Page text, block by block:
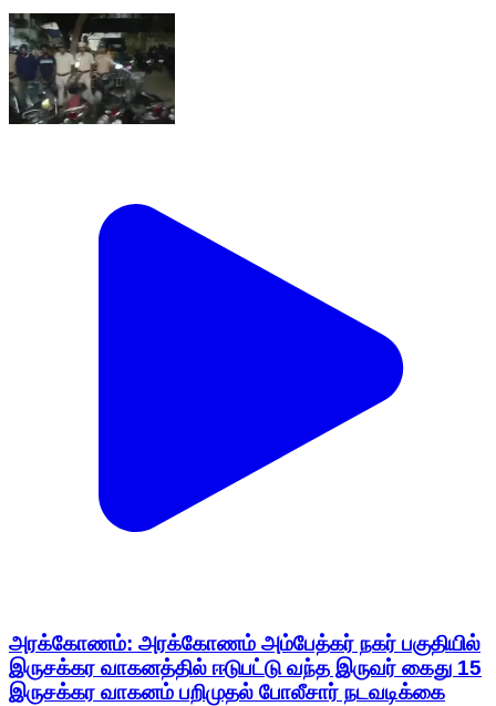
அரக்கோணம்: அரக்கோணம் அம்பேத்கர் நகர் பகுதியில்
இருசக்கர வாகனத்தில் ஈடுபட்டு வந்த இருவர் கைது 15
இருசக்கர வாகனம் பறிமுதல் போலீசார் நடவடிக்கை